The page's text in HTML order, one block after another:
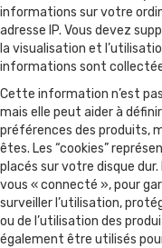
informations sur votre
adresse IP. Vous devez
la visualisation et
informations sont
Cette information n’est
mais elle peut aider à
préférences des produits,
êtes. Les “cookies”
placés sur votre disque
vous « connecté », pour
surveiller l’utilisation,
ou de l’utilisation des
également être utilisés